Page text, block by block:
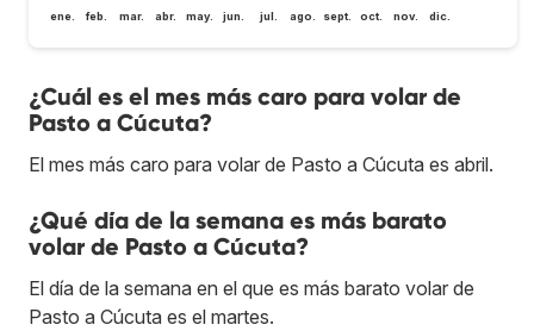
ene. feb. mar. abr. may. jun. jul. ago. sept. oct. nov. dic.
¿Cuál es el mes más caro para volar de
Pasto a Cúcuta?
El mes más caro para volar de Pasto a Cúcuta es abril.
¿Qué día de la semana es más barato
volar de Pasto a Cúcuta?
El día de la semana en el que es más barato volar de
Pasto a Cúcuta es el martes.